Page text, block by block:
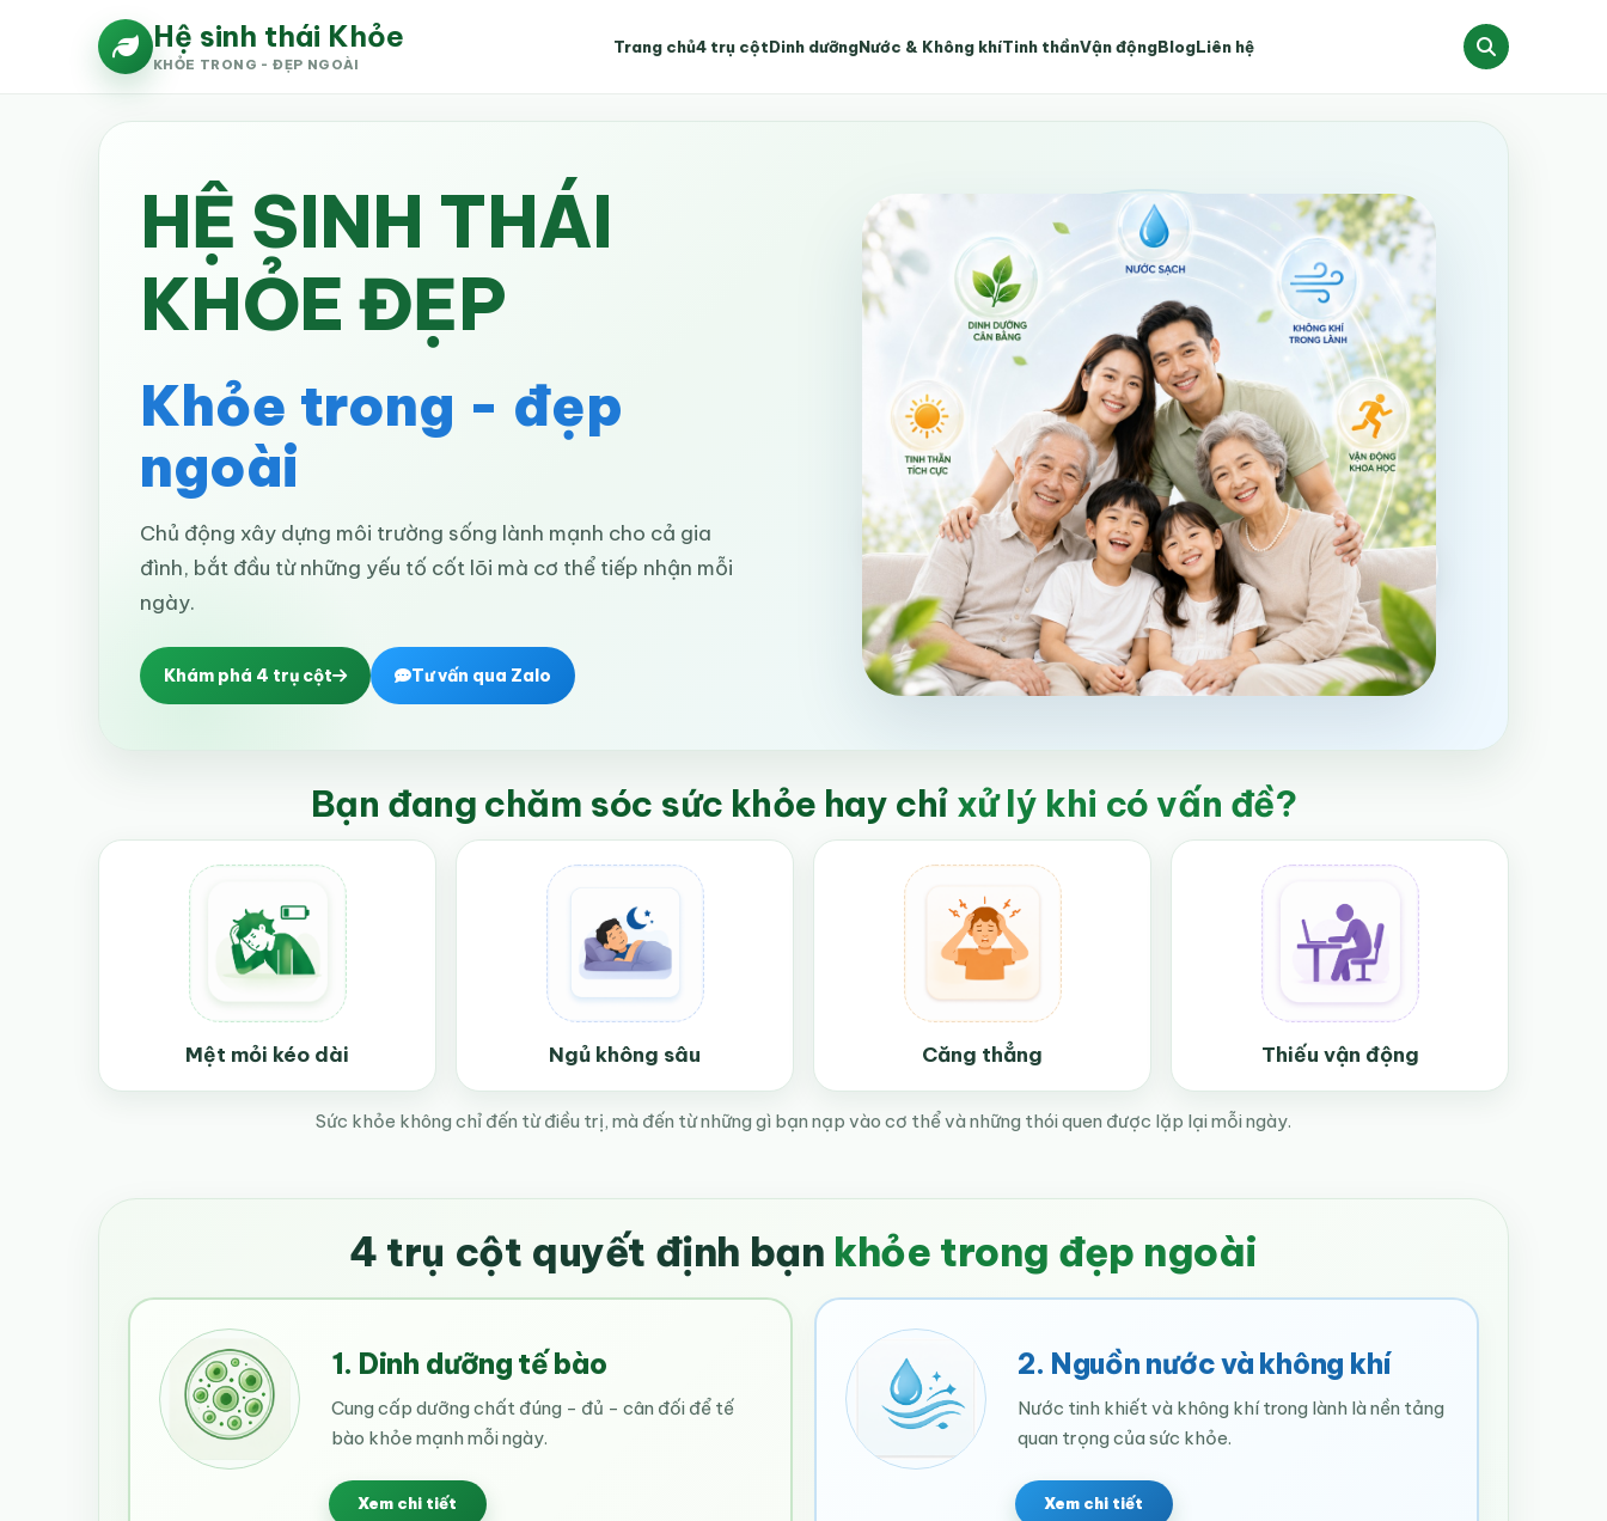
Hệ sinh thái Khỏe
KHỎE TRONG - ĐẸP NGOÀI
Trang chủ4 trụ cộtDinh dưỡngNước & Không khíTinh thầnVận độngBlogLiên hệ
HỆ SINH THÁI
KHỎE ĐẸP
Khỏe trong - đẹp
ngoài
Chủ động xây dựng môi trường sống lành mạnh cho cả gia
đình, bắt đầu từ những yếu tố cốt lõi mà cơ thể tiếp nhận mỗi
ngày.
Khám phá 4 trụ cột Tư vấn qua Zalo
Bạn đang chăm sóc sức khỏe hay chỉ xử lý khi có vấn đề?
Mệt mỏi kéo dài Ngủ không sâu Căng thẳng Thiếu vận động
Sức khỏe không chỉ đến từ điều trị, mà đến từ những gì bạn nạp vào cơ thể và những thói quen được lặp lại mỗi ngày.
4 trụ cột quyết định bạn khỏe trong đẹp ngoài
1. Dinh dưỡng tế bào
Cung cấp dưỡng chất đúng - đủ - cân đối để tế
bào khỏe mạnh mỗi ngày.
Xem chi tiết
2. Nguồn nước và không khí
Nước tinh khiết và không khí trong lành là nền tảng
quan trọng của sức khỏe.
Xem chi tiết